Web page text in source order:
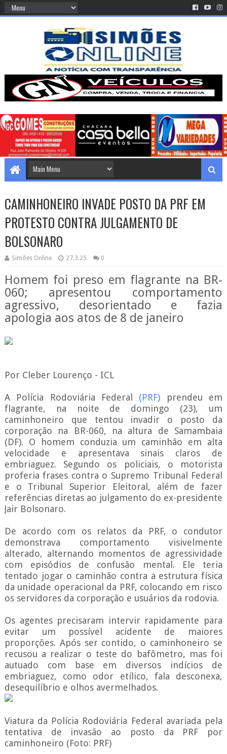
CAMINHONEIRO INVADE POSTO DA PRF EM
PROTESTO CONTRA JULGAMENTO DE
BOLSONARO
Simões Online 27.3.25 0
Homem foi preso em flagrante na BR-
060; apresentou comportamento
agressivo, desorientado e fazia
apologia aos atos de 8 de janeiro
Por Cleber Lourenço - ICL
A Polícia Rodoviária Federal (PRF) prendeu em
flagrante, na noite de domingo (23), um
caminhoneiro que tentou invadir o posto da
corporação na BR-060, na altura de Samambaia
(DF). O homem conduzia um caminhão em alta
velocidade e apresentava sinais claros de
embriaguez. Segundo os policiais, o motorista
proferia frases contra o Supremo Tribunal Federal
e o Tribunal Superior Eleitoral, além de fazer
referências diretas ao julgamento do ex-presidente
Jair Bolsonaro.
De acordo com os relatos da PRF, o condutor
demonstrava comportamento visivelmente
alterado, alternando momentos de agressividade
com episódios de confusão mental. Ele teria
tentado jogar o caminhão contra a estrutura física
da unidade operacional da PRF, colocando em risco
os servidores da corporação e usuários da rodovia.
Os agentes precisaram intervir rapidamente para
evitar um possível acidente de maiores
proporções. Após ser contido, o caminhoneiro se
recusou a realizar o teste do bafômetro, mas foi
autuado com base em diversos indícios de
embriaguez, como odor etílico, fala desconexa,
desequilíbrio e olhos avermelhados.
Viatura da Polícia Rodoviária Federal avariada pela
tentativa de invasão ao posto da PRF por
caminhoneiro (Foto: PRF)